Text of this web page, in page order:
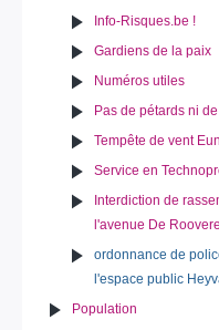
Info-Risques.be !
Gardiens de la paix
Numéros utiles
Pas de pétards ni
Tempête de vent
Service en
Interdiction de
l'avenue De Roovere
ordonnance de
l'espace public
Population